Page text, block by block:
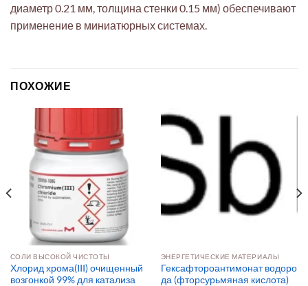
диаметр 0.21 мм, толщина стенки 0.15 мм) обеспечивают
применение в миниатюрных системах.
ПОХОЖИЕ
СОЛИ ВЫСОКОЙ ЧИСТОТЫ
Хлорид хрома(III) очищенный
возгонкой 99% для катализа
ЭНЕРГЕТИЧЕСКИЕ МАТЕРИАЛЫ
Гексафтороантимонат водоро
да (фторсурьмяная кислота)